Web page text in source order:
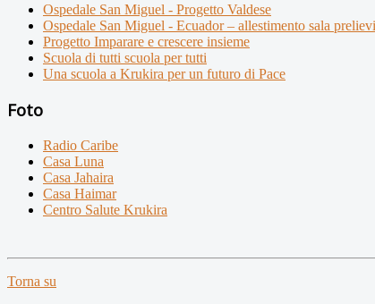
Ospedale San Miguel - Progetto Valdese
Ospedale San Miguel - Ecuador – allestimento sala prelievi
Progetto Imparare e crescere insieme
Scuola di tutti scuola per tutti
Una scuola a Krukira per un futuro di Pace
Foto
Radio Caribe
Casa Luna
Casa Jahaira
Casa Haimar
Centro Salute Krukira
Torna su